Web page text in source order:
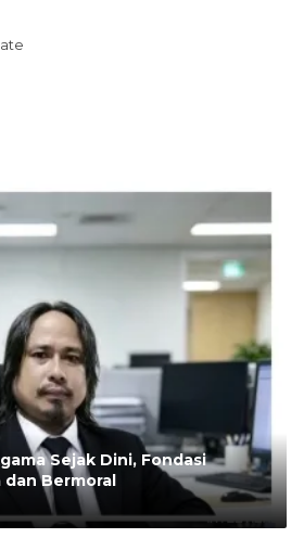
Sejak Dini, Fondasi
Bermoral